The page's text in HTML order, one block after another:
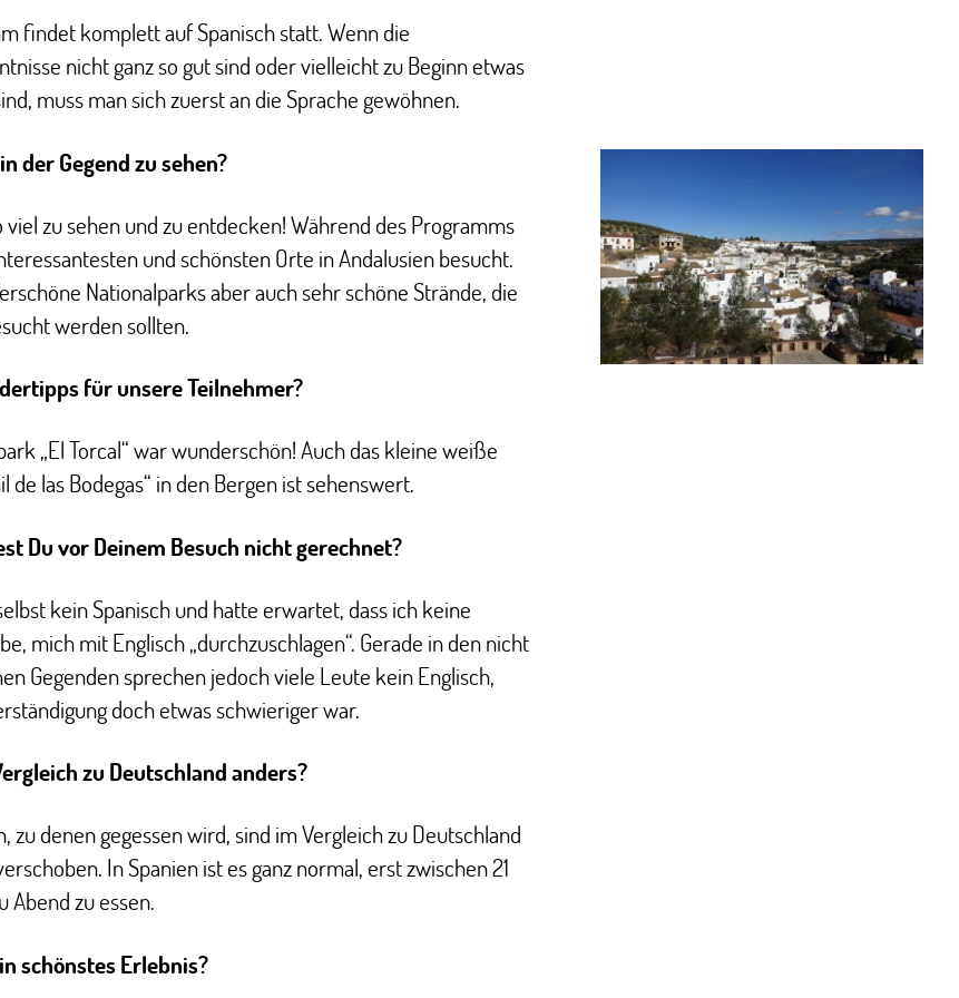
findet komplett auf Spanisch statt. Wenn die
nicht ganz so gut sind oder vielleicht zu Beginn etwas
muss man sich zuerst an die Sprache gewöhnen.
der Gegend zu sehen?
viel zu sehen und zu entdecken! Während des Programms
und schönsten Orte in Andalusien besucht.
Nationalparks aber auch sehr schöne Strände, die
werden sollten.
für unsere Teilnehmer?
„El Torcal“ war wunderschön! Auch das kleine weiße
de las Bodegas“ in den Bergen ist sehenswert.
Du vor Deinem Besuch nicht gerechnet?
kein Spanisch und hatte erwartet, dass ich keine
mich mit Englisch „durchzuschlagen“. Gerade in den nicht
Gegenden sprechen jedoch viele Leute kein Englisch,
doch etwas schwieriger war.
zu Deutschland anders?
zu denen gegessen wird, sind im Vergleich zu Deutschland
In Spanien ist es ganz normal, erst zwischen 21
Abend zu essen.
schönstes Erlebnis?